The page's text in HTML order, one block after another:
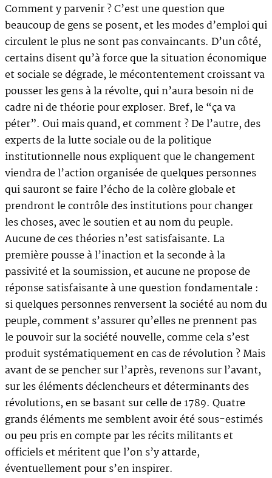
Comment y parvenir ? C’est une question que
beaucoup de gens se posent, et les modes d’emploi qui
circulent le plus ne sont pas convaincants. D’un côté,
certains disent qu’à force que la situation économique
et sociale se dégrade, le mécontentement croissant va
pousser les gens à la révolte, qui n’aura besoin ni de
cadre ni de théorie pour exploser. Bref, le “ça va
péter”. Oui mais quand, et comment ? De l’autre, des
experts de la lutte sociale ou de la politique
institutionnelle nous expliquent que le changement
viendra de l’action organisée de quelques personnes
qui sauront se faire l’écho de la colère globale et
prendront le contrôle des institutions pour changer
les choses, avec le soutien et au nom du peuple.
Aucune de ces théories n’est satisfaisante. La
première pousse à l’inaction et la seconde à la
passivité et la soumission, et aucune ne propose de
réponse satisfaisante à une question fondamentale :
si quelques personnes renversent la société au nom du
peuple, comment s’assurer qu’elles ne prennent pas
le pouvoir sur la société nouvelle, comme cela s’est
produit systématiquement en cas de révolution ? Mais
avant de se pencher sur l’après, revenons sur l’avant,
sur les éléments déclencheurs et déterminants des
révolutions, en se basant sur celle de 1789. Quatre
grands éléments me semblent avoir été sous-estimés
ou peu pris en compte par les récits militants et
officiels et méritent que l’on s’y attarde,
éventuellement pour s’en inspirer.